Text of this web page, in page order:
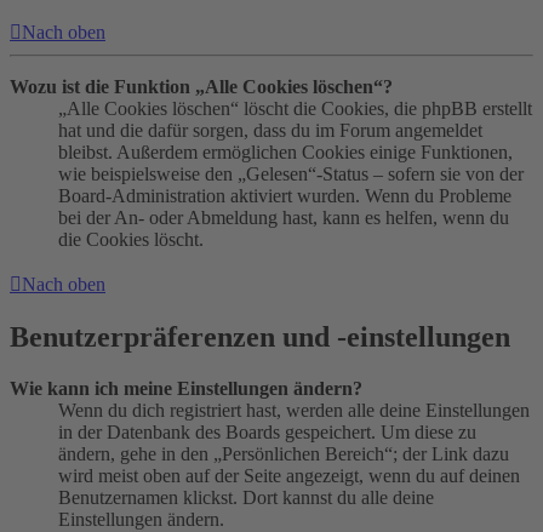
Nach oben
Wozu ist die Funktion „Alle Cookies löschen“?
„Alle Cookies löschen“ löscht die Cookies, die phpBB erstellt
hat und die dafür sorgen, dass du im Forum angemeldet
bleibst. Außerdem ermöglichen Cookies einige Funktionen,
wie beispielsweise den „Gelesen“-Status – sofern sie von der
Board-Administration aktiviert wurden. Wenn du Probleme
bei der An- oder Abmeldung hast, kann es helfen, wenn du
die Cookies löscht.
Nach oben
Benutzerpräferenzen und -einstellungen
Wie kann ich meine Einstellungen ändern?
Wenn du dich registriert hast, werden alle deine Einstellungen
in der Datenbank des Boards gespeichert. Um diese zu
ändern, gehe in den „Persönlichen Bereich“; der Link dazu
wird meist oben auf der Seite angezeigt, wenn du auf deinen
Benutzernamen klickst. Dort kannst du alle deine
Einstellungen ändern.